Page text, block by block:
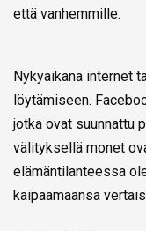
että vanhemmille.
Nykyaikana internet
löytämiseen.
jotka ovat suunnattu
välityksellä monet
elämäntilanteessa
kaipaamaansa